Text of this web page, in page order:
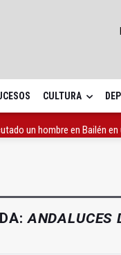
CULTURA
un hombre en Bailén
ANDALUCES